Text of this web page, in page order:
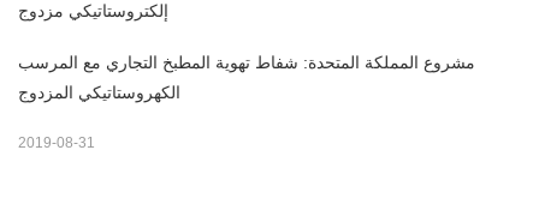
إلكتروستاتيكي مزدوج
مشروع المملكة المتحدة: شفاط تهوية المطبخ التجاري مع المرسب
الكهروستاتيكي المزدوج
2019-08-31